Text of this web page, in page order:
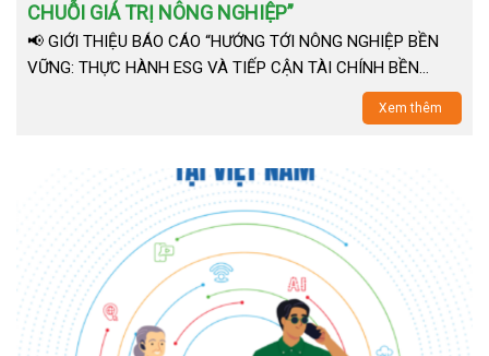
CHUỖI GIÁ TRỊ NÔNG NGHIỆP”
📢 GIỚI THIỆU BÁO CÁO “HƯỚNG TỚI NÔNG NGHIỆP BỀN
VỮNG: THỰC HÀNH ESG VÀ TIẾP CẬN TÀI CHÍNH BỀN…
Xem thêm